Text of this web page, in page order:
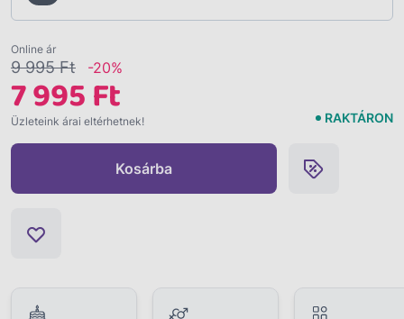
Online ár
9 995 Ft -20%
7 995 Ft
Üzleteink árai eltérhetnek! RAKTÁRON
Kosárba